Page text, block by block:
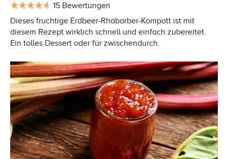
15 Bewertungen
Dieses fruchtige Erdbeer-Rhabarber-Kompott ist mit
diesem Rezept wirklich schnell und einfach zubereitet.
Ein tolles Dessert oder für zwischendurch.